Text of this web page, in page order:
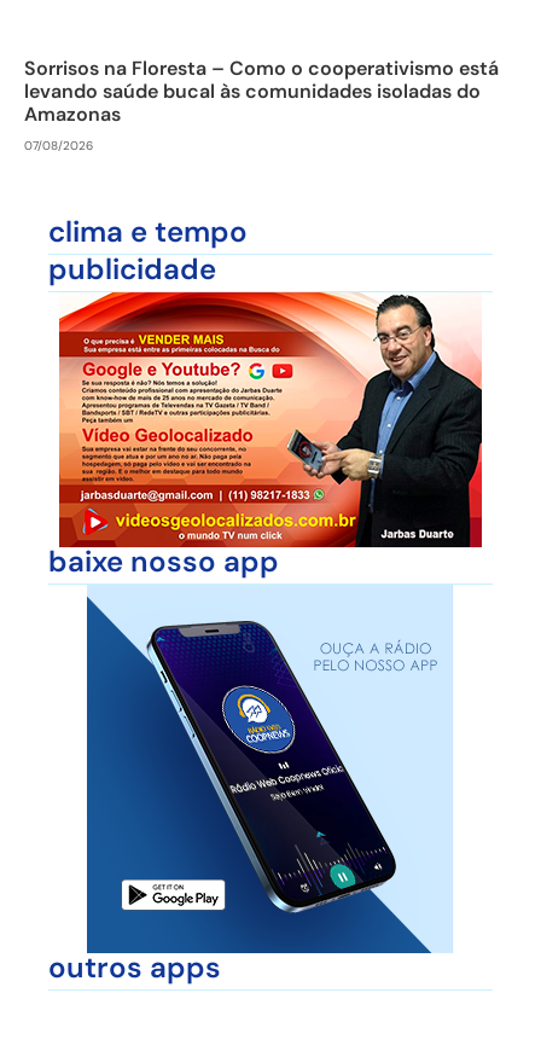
Sorrisos na Floresta – Como o cooperativismo está
levando saúde bucal às comunidades isoladas do
Amazonas
07/08/2026
clima e tempo
publicidade
baixe nosso app
outros apps